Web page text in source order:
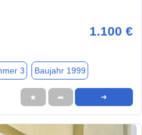
1.100 €
3 Baujahr 1999
★ ➦ ➜